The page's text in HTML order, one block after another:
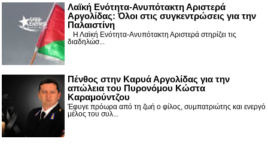
Λαϊκή Ενότητα-Ανυπότακτη Αριστερά
Αργολίδας: Όλοι στις συγκεντρώσεις για την
Παλαιστίνη
Η Λαϊκή Ενότητα-Ανυπότακτη Αριστερά στηρίζει τις
διαδηλώσ...
Πένθος στην Καρυά Αργολίδας για την
απώλεια του Πυρονόμου Κώστα
Καραμούντζου
Έφυγε πρόωρα από τη ζωή ο φίλος, συμπατριώτης και ενεργό
μέλος του συλ...